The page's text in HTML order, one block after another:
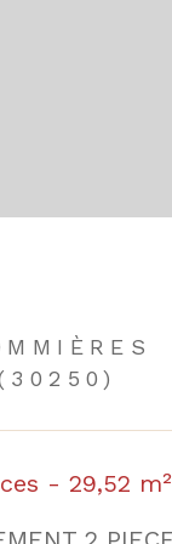
- 29,52 m²